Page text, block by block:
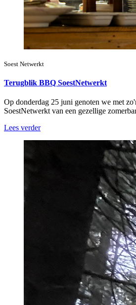
Soest Netwerkt
Terugblik BBQ SoestNetwerkt
Op donderdag 25 juni genoten we met
SoestNetwerkt van een gezellige
Lees verder